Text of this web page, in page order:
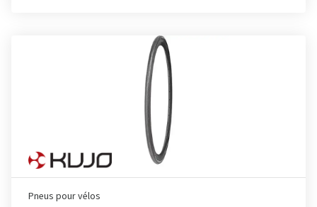
Pneus pour vélos